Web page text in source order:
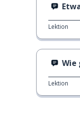
Lektion
Wie
Lektion